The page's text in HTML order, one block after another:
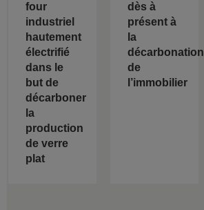
four
industriel
hautement
électrifié
dans le
but de
décarboner
la
production
de verre
plat
dès à
présent à
la
décarbonation
de
l’immobilier